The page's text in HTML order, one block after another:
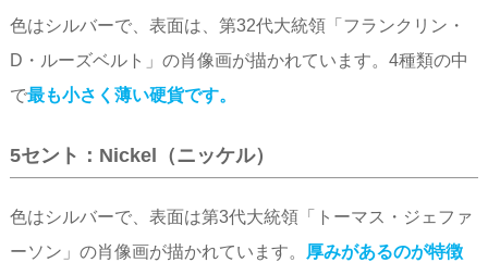
色はシルバーで、表面は、第32代大統領「フランクリン・
D・ルーズベルト」の肖像画が描かれています。4種類の中
で最も小さく薄い硬貨です。
5セント：Nickel（ニッケル）
色はシルバーで、表面は第3代大統領「トーマス・ジェファ
ーソン」の肖像画が描かれています。 厚みがあるのが特徴